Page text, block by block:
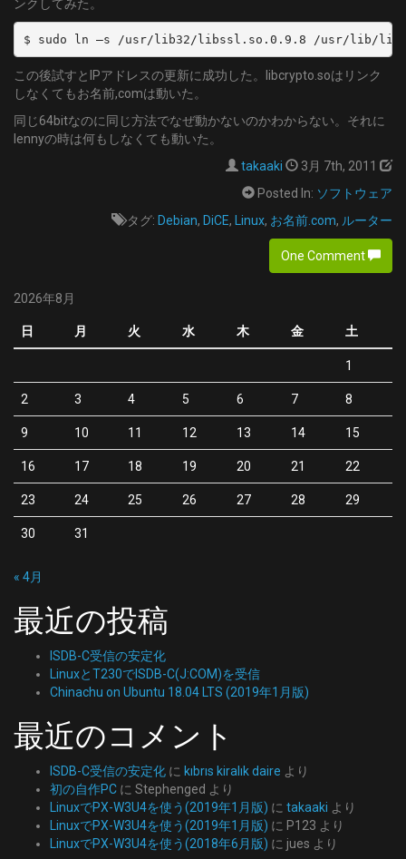
ンクしてみた。
$ sudo ln –s /usr/lib32/libssl.so.0.9.8 /usr/lib/
この後試すとIPアドレスの更新に成功した。libcrypto.soはリンク
しなくてもお名前,comは動いた。
同じ64bitなのに同じ方法でなぜ動かないのかわからない。それに
lennyの時は何もしなくても動いた。
takaaki
3月 7th, 2011
Posted In: ソフトウェア
タグ: Debian, DiCE, Linux, お名前.com, ルーター
One Comment
2026年8月
日 月 火 水 木 金 土
1
2 3 4 5 6 7 8
9 10 11 12 13 14 15
16 17 18 19 20 21 22
23 24 25 26 27 28 29
30 31
« 4月
最近の投稿
ISDB-C受信の安定化
LinuxとT230でISDB-C(J:COM)を受信
Chinachu on Ubuntu 18.04 LTS (2019年1月版)
最近のコメント
ISDB-C受信の安定化 に kıbrıs kiralık daire より
初の自作PC に Stephenged より
LinuxでPX-W3U4を使う(2019年1月版) に takaaki より
LinuxでPX-W3U4を使う(2019年1月版) に P123 より
LinuxでPX-W3U4を使う(2018年6月版) に jues より